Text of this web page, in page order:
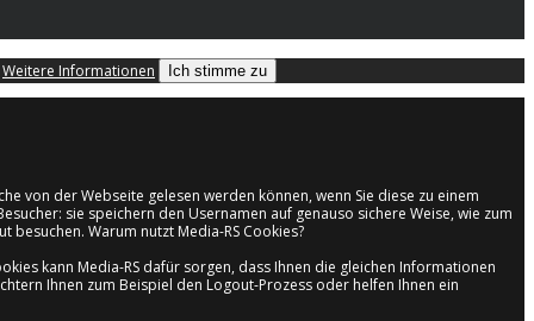
Weitere Informationen Ich stimme zu
von der Webseite gelesen werden können, wenn Sie diese zu einem
sie speichern den Usernamen auf genauso sichere Weise, wie zum
besuchen. Warum nutzt Media-RS Cookies?
kann Media-RS dafür sorgen, dass Ihnen die gleichen Informationen
Ihnen zum Beispiel den Logout-Prozess oder helfen Ihnen ein